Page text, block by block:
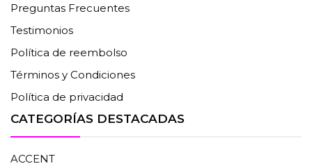
Preguntas Frecuentes
Testimonios
Política de reembolso
Términos y Condiciones
Política de privacidad
CATEGORÍAS DESTACADAS
ACCENT